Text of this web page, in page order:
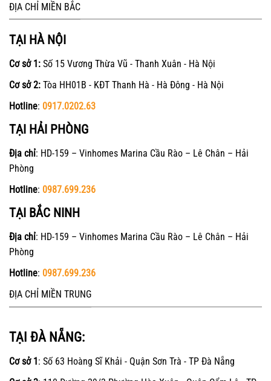
ĐỊA CHỈ MIỀN BẮC
TẠI HÀ NỘI
Cơ sở 1: Số 15 Vương Thừa Vũ - Thanh Xuân - Hà Nội
Cơ sở 2: Tòa HH01B - KĐT Thanh Hà - Hà Đông - Hà Nội
Hotline: 0917.0202.63
TẠI HẢI PHÒNG
Địa chỉ: HD-159 – Vinhomes Marina Cầu Rào – Lê Chân – Hải
Phòng
Hotline: 0987.699.236
TẠI BẮC NINH
Địa chỉ: HD-159 – Vinhomes Marina Cầu Rào – Lê Chân – Hải
Phòng
Hotline: 0987.699.236
ĐỊA CHỈ MIỀN TRUNG
TẠI ĐÀ NẴNG:
Cơ sở 1: Số 63 Hoàng Sĩ Khải - Quận Sơn Trà - TP Đà Nẵng